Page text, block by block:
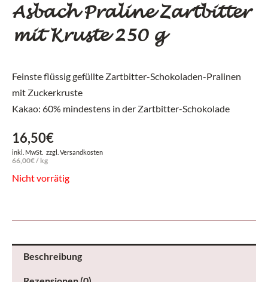
Asbach Praline Zartbitter
mit Kruste 250 g
Feinste flüssig gefüllte Zartbitter-Schokoladen-Pralinen
mit Zuckerkruste
Kakao: 60% mindestens in der Zartbitter-Schokolade
16,50€
inkl. MwSt. zzgl. Versandkosten
66,00€/ kg
Nicht vorrätig
Beschreibung